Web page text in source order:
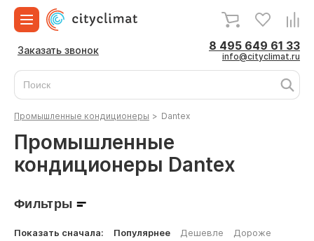
Заказать звонок 8 495 649 61 33
info@cityclimat.ru
Промышленные кондиционеры > Dantex
Промышленные
кондиционеры Dantex
Фильтры
Показать сначала: Популярнее Дешевле Дороже